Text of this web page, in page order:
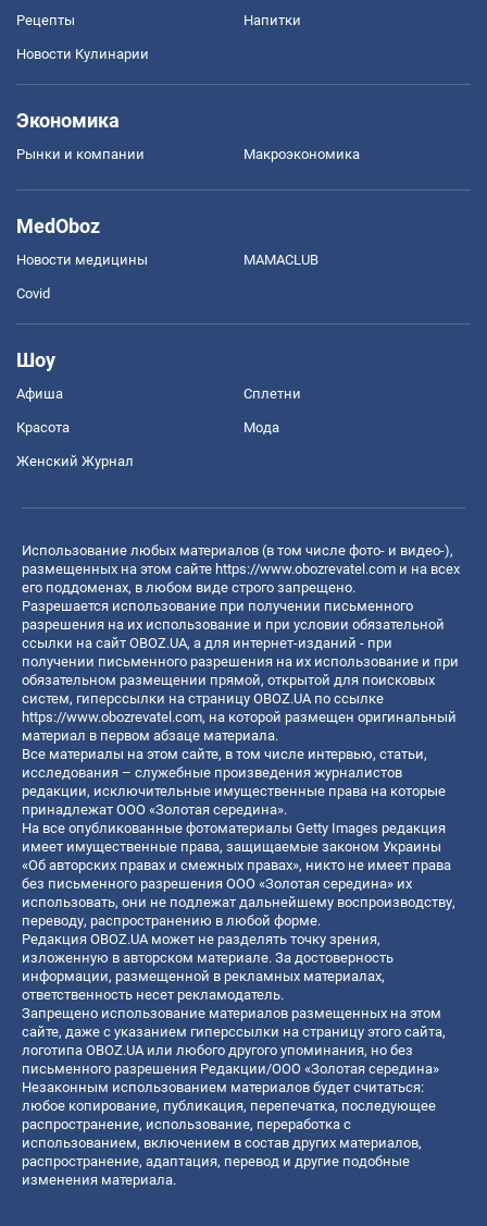
Рецепты Напитки
Новости Кулинарии
Экономика
Рынки и компании Mакроэкономика
MedOboz
Новости медицины MAMACLUB
Covid
Шоу
Афиша Сплетни
Красота Мода
Женский Журнал
Использование любых материалов (в том числе фото- и видео-),
размещенных на этом сайте https://www.obozrevatel.com и на всех
его поддоменах, в любом виде строго запрещено.
Разрешается использование при получении письменного
разрешения на их использование и при условии обязательной
ссылки на сайт OBOZ.UA, а для интернет-изданий - при
получении письменного разрешения на их использование и при
обязательном размещении прямой, открытой для поисковых
систем, гиперссылки на страницу OBOZ.UA по ссылке
https://www.obozrevatel.com, на которой размещен оригинальный
материал в первом абзаце материала.
Все материалы на этом сайте, в том числе интервью, статьи,
исследования – служебные произведения журналистов
редакции, исключительные имущественные права на которые
принадлежат ООО «Золотая середина».
На все опубликованные фотоматериалы Getty Images редакция
имеет имущественные права, защищаемые законом Украины
«Об авторских правах и смежных правах», никто не имеет права
без письменного разрешения ООО «Золотая середина» их
использовать, они не подлежат дальнейшему воспроизводству,
переводу, распространению в любой форме.
Редакция OBOZ.UA может не разделять точку зрения,
изложенную в авторском материале. За достоверность
информации, размещенной в рекламных материалах,
ответственность несет рекламодатель.
Запрещено использование материалов размещенных на этом
сайте, даже с указанием гиперссылки на страницу этого сайта,
логотипа OBOZ.UA или любого другого упоминания, но без
письменного разрешения Редакции/ООО «Золотая середина»
Незаконным использованием материалов будет считаться:
любое копирование, публикация, перепечатка, последующее
распространение, использование, переработка с
использованием, включением в состав других материалов,
распространение, адаптация, перевод и другие подобные
изменения материала.